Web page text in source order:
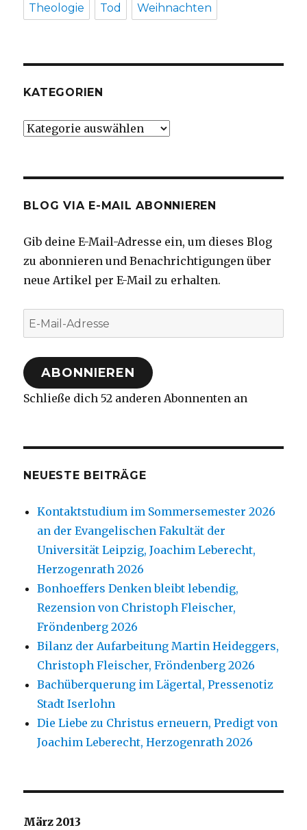
Theologie Tod Weihnachten
KATEGORIEN
Kategorien
BLOG VIA E-MAIL ABONNIEREN
Gib deine E-Mail-Adresse ein, um dieses Blog
zu abonnieren und Benachrichtigungen über
neue Artikel per E-Mail zu erhalten.
E-
Mail-
Adresse
ABONNIEREN
Schließe dich 52 anderen Abonnenten an
NEUESTE BEITRÄGE
Kontaktstudium im Sommersemester 2026
an der Evangelischen Fakultät der
Universität Leipzig, Joachim Leberecht,
Herzogenrath 2026
Bonhoeffers Denken bleibt lebendig,
Rezension von Christoph Fleischer,
Fröndenberg 2026
Bilanz der Aufarbeitung Martin Heideggers,
Christoph Fleischer, Fröndenberg 2026
Bachüberquerung im Lägertal, Pressenotiz
Stadt Iserlohn
Die Liebe zu Christus erneuern, Predigt von
Joachim Leberecht, Herzogenrath 2026
März 2013